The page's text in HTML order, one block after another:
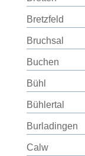
Bretzfeld
Bruchsal
Buchen
Bühl
Bühlertal
Burladingen
Calw